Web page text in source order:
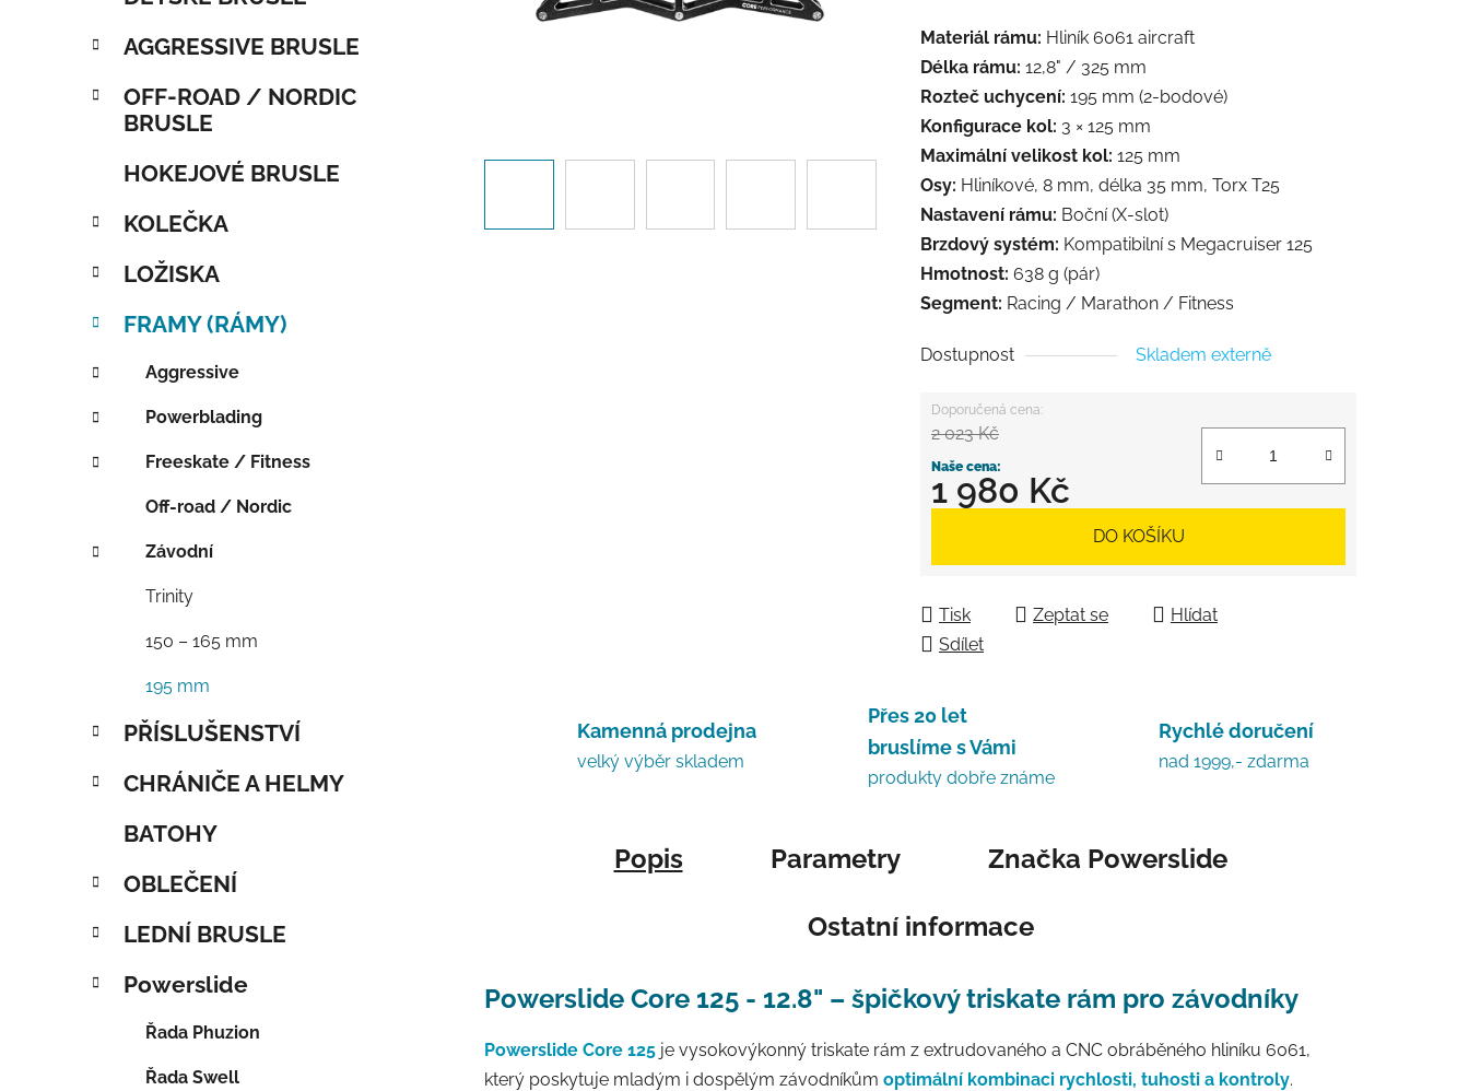
AGGRESSIVE BRUSLE
OFF-ROAD / NORDIC
BRUSLE
HOKEJOVÉ BRUSLE
KOLEČKA
LOŽISKA
FRAMY (RÁMY)
Aggressive
Powerblading
Freeskate / Fitness
Off-road / Nordic
Závodní
Trinity
150 – 165 mm
195 mm
PŘÍSLUŠENSTVÍ
CHRÁNIČE A HELMY
BATOHY
OBLEČENÍ
LEDNÍ BRUSLE
Powerslide
Řada Phuzion
Řada Swell
Materiál rámu: Hliník 6061 aircraft
Délka rámu: 12,8" / 325 mm
Rozteč uchycení: 195 mm (2-bodové)
Konfigurace kol: 3 × 125 mm
Maximální velikost kol: 125 mm
Osy: Hliníkové, 8 mm, délka 35 mm, Torx T25
Nastavení rámu: Boční (X-slot)
Brzdový systém: Kompatibilní s Megacruiser 125
Hmotnost: 638 g (pár)
Segment: Racing / Marathon / Fitness
Dostupnost Skladem externě
2 023 Kč
1 980 Kč
DO KOŠÍKU
Tisk Zeptat se
Hlídat
Sdílet
Kamenná prodejna
velký výběr skladem
Přes 20 let
bruslíme s Vámi
produkty dobře známe
Rychlé doručení
nad 1999,- zdarma
Popis Parametry Značka Powerslide
Ostatní informace
Powerslide Core 125 - 12.8" – špičkový triskate rám pro závodníky
Powerslide Core 125 je vysokovýkonný triskate rám z extrudovaného a CNC obráběného hliníku 6061,
který poskytuje mladým i dospělým závodníkům optimální kombinaci rychlosti, tuhosti a kontroly.